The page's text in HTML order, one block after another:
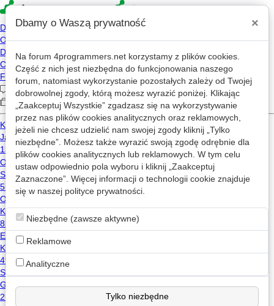
4p
Forum
Kategorie Wszystkie Wątki z: linux
Jaki system operacyjny wybrać dla serwera?w Hardware/Software
10
1.4k
linux
system-operacyjny hosting
somekind 2024-03-21 02:02
Zaakceptowano Ubuntu dodanie certyfikatu ssl
19
2.2k
linux
ssl certyfikat
rzeznik997 2024-03-22 09:06
Dbamy o Waszą prywatność ×
Na forum 4programmers.net korzystamy z plików cookies.
Część z nich jest niezbędna do funkcjonowania naszego
forum, natomiast wykorzystanie pozostałych zależy od Twojej
dobrowolnej zgody, którą możesz wyrazić poniżej. Klikając
„Zaakceptuj Wszystkie” zgadzasz się na wykorzystywanie
przez nas plików cookies analitycznych oraz reklamowych,
jeżeli nie chcesz udzielić nam swojej zgody kliknij „Tylko
niezbędne”. Możesz także wyrazić swoją zgodę odrębnie dla
plików cookies analitycznych lub reklamowych. W tym celu
ustaw odpowiednio pola wyboru i kliknij „Zaakceptuj
Zaznaczone”. Więcej informacji o technologii cookie znajduje
się w naszej polityce prywatności.
Niezbędne (zawsze aktywne)
Reklamowe
Analityczne
Tylko niezbędne